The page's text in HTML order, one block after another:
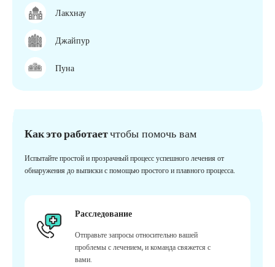
Лакхнау
Джайпур
Пуна
Как это работаетчтобы помочь вам
Испытайте простой и прозрачный процесс успешного лечения от
обнаружения до выписки с помощью простого и плавного процесса.
Расследование
Отправьте запросы относительно вашей
проблемы с лечением, и команда свяжется с
вами.